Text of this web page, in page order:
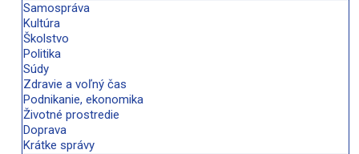
Samospráva
Kultúra
Školstvo
Politika
Súdy
Zdravie a voľný čas
Podnikanie, ekonomika
Životné prostredie
Doprava
Krátke správy